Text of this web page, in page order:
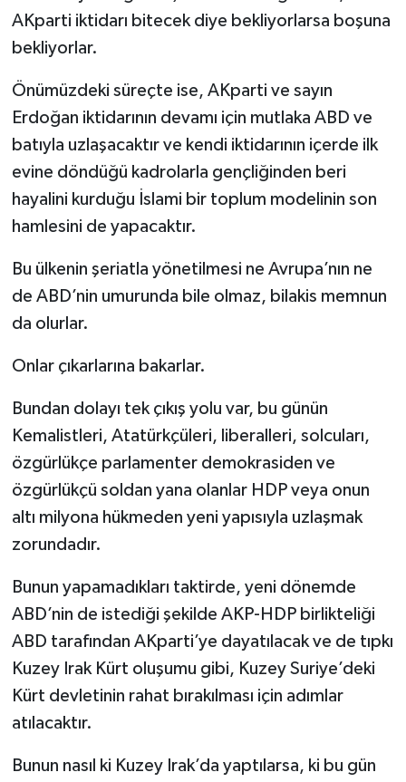
AKparti iktidarı bitecek diye bekliyorlarsa boşuna
bekliyorlar.
Önümüzdeki süreçte ise, AKparti ve sayın
Erdoğan iktidarının devamı için mutlaka ABD ve
batıyla uzlaşacaktır ve kendi iktidarının içerde ilk
evine döndüğü kadrolarla gençliğinden beri
hayalini kurduğu İslami bir toplum modelinin son
hamlesini de yapacaktır.
Bu ülkenin şeriatla yönetilmesi ne Avrupa’nın ne
de ABD’nin umurunda bile olmaz, bilakis memnun
da olurlar.
Onlar çıkarlarına bakarlar.
Bundan dolayı tek çıkış yolu var, bu günün
Kemalistleri, Atatürkçüleri, liberalleri, solcuları,
özgürlükçe parlamenter demokrasiden ve
özgürlükçü soldan yana olanlar HDP veya onun
altı milyona hükmeden yeni yapısıyla uzlaşmak
zorundadır.
Bunun yapamadıkları taktirde, yeni dönemde
ABD’nin de istediği şekilde AKP-HDP birlikteliği
ABD tarafından AKparti’ye dayatılacak ve de tıpkı
Kuzey Irak Kürt oluşumu gibi, Kuzey Suriye’deki
Kürt devletinin rahat bırakılması için adımlar
atılacaktır.
Bunun nasıl ki Kuzey Irak’da yaptılarsa, ki bu gün